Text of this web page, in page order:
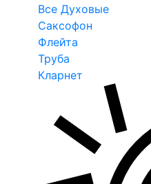
Все Духовые
Саксофон
Флейта
Труба
Кларнет